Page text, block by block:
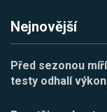
Nejnovější
Před sezonou
testy odhalí